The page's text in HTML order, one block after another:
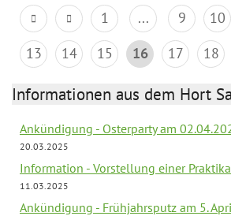
1 ... 9 10
13
14 15 16 17 18
Informationen aus dem Hort
Ankündigung - Osterparty am
20.03.2025
Information - Vorstellung einer
11.03.2025
Ankündigung - Frühjahrsputz am 5.